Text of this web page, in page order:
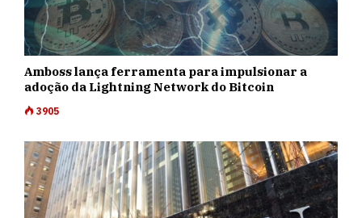
Amboss lança ferramenta para impulsionar a
adoção da Lightning Network do Bitcoin
3905